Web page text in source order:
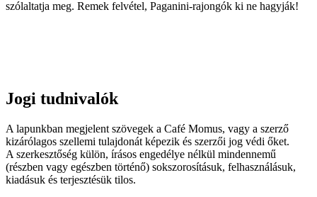
szólaltatja meg. Remek felvétel, Paganini-rajongók ki ne hagyják!
Jogi tudnivalók
A lapunkban megjelent szövegek a Café Momus, vagy a szerző
kizárólagos szellemi tulajdonát képezik és szerzői jog védi őket.
A szerkesztőség külön, írásos engedélye nélkül mindennemű
(részben vagy egészben történő) sokszorosításuk, felhasználásuk,
kiadásuk és terjesztésük tilos.